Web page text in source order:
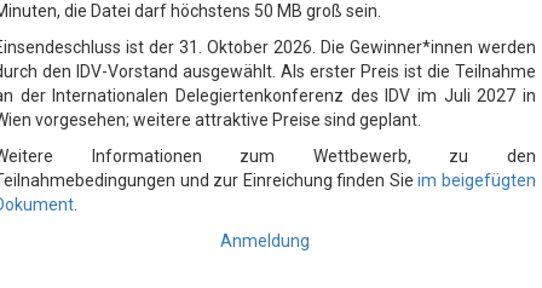
die Datei darf höchstens 50 MB groß sein.
ist der 31. Oktober 2026. Die Gewinner*innen werden
den IDV-Vorstand ausgewählt. Als erster Preis ist die Teilnahme
der Internationalen Delegiertenkonferenz des IDV im Juli 2027 in
vorgesehen; weitere attraktive Preise sind geplant.
Informationen zum Wettbewerb, zu den
und zur Einreichung finden Sieim beigefügten
Anmeldung